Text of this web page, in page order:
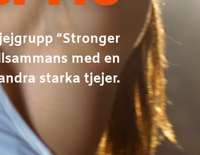
“Stronger
med en
starka tjejer.